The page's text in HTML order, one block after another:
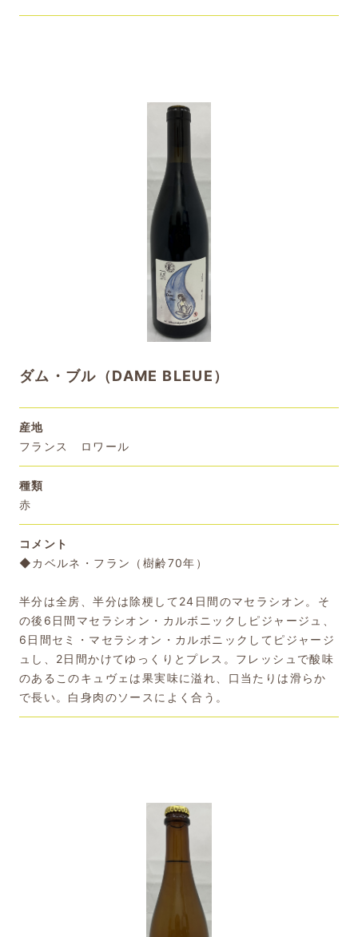
ダム・ブル（DAME BLEUE）
産地
フランス ロワール
種類
赤
コメント
◆カベルネ・フラン（樹齢70年）
半分は全房、半分は除梗して24日間のマセラシオン。そ
の後6日間マセラシオン・カルボニックしピジャージュ、
6日間セミ・マセラシオン・カルボニックしてピジャージ
ュし、2日間かけてゆっくりとプレス。フレッシュで酸味
のあるこのキュヴェは果実味に溢れ、口当たりは滑らか
で長い。白身肉のソースによく合う。